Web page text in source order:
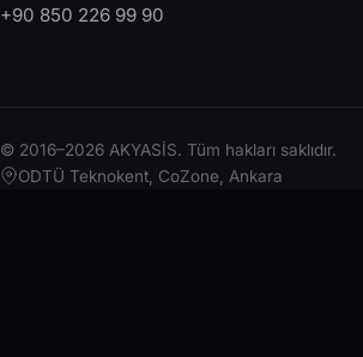
+90 850 226 99 90
© 2016–2026 AKYASİS. Tüm hakları saklıdır.
ODTÜ Teknokent, CoZone, Ankara